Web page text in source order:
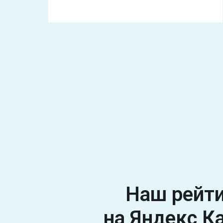
Наш
на Яндекс